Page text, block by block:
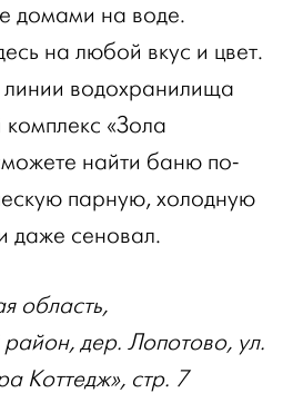
домами на воде.
на любой вкус и цвет.
водохранилища
«Зола
найти баню по-
парную, холодную
даже сеновал.
область,
дер. Лопотово, ул.
Коттедж», стр. 7